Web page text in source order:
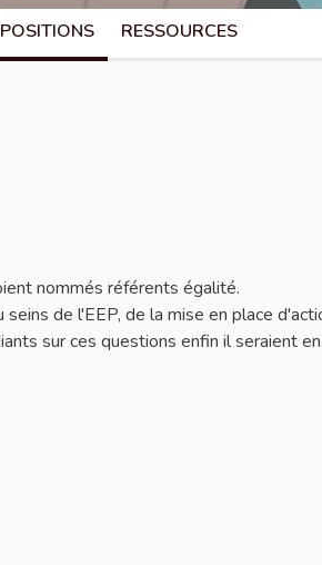
RESSOURCES
nommés référents égalité.
de l'EEP, de la mise en place
sur ces questions enfin il seraient